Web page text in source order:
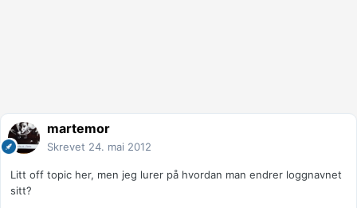
martemor
Skrevet 24. mai 2012
Litt off topic her, men jeg lurer på hvordan man endrer loggnavnet
sitt?